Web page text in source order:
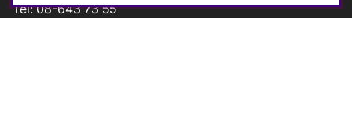
Tel: 08-643 73 55